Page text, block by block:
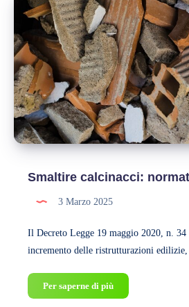
perché
è
importante
contrastarlo
Smaltire calcinacci:
3 Marzo 2025
Il Decreto Legge 19 maggio 2020, n.
incremento delle ristrutturazioni edilizie,
Per saperne di piùSmaltire
calcinacci: